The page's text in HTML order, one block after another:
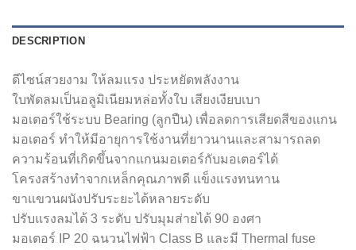
DESCRIPTION
ดีไซน์สวยงาม ให้ลมแรง ประหยัดพลังงาน
ใบพัดลมเป็นอลูมิเนียมหล่อทั้งใบ เสียงเงียบเบา
มอเตอร์ใช้ระบบ Bearing (ลูกปืน) เพื่อลดการเสียดสีของแกน
มอเตอร์ ทำให้มีอายุการใช้งานที่ยาวนานและสามารถลด
ความร้อนที่เกิดขึ้นจากแกนมอเตอร์กับมอเตอร์ได้
โครงสร้างทำจากเหล็กคุณภาพดี แข็งแรงทนทาน
ขาแขวนผนังปรับระยะได้หลายระดับ
ปรับแรงลมได้ 3 ระดับ ปรับมุมส่ายได้ 90 องศา
มอเตอร์ IP 20 ฉนวนไฟฟ้า Class B และมี Thermal fuse